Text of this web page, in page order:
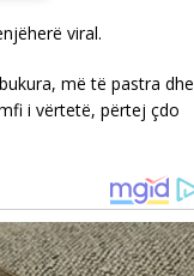
viral.
më të pastra dhe
i vërtetë, përtej çdo